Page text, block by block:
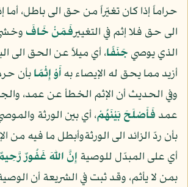
حراماً إذا كان تغيّراً من حق الى باطل،
الى حق فلا إثم في التغييرفَمَنْ خَافَ
الذي يوصي جَنَفًا، أي ميلاً عن الحق الى
أزيد مما يحق له الإيصاء بهأَوْ إِثْمًابأن
وفي الحديث أن الإثم الخطأ عن عمد،
عمد فَأَصْلَحَ بَيْنَهُمْ، أي بين الورثة
بأن ردّ الزائد الى الورثةوأبطل ما فيه من
أي على المبدّل للوصية إِنَّ اللّهَ غَفُورٌ
بمن لا يأثم، وقد ثبت في الشريعة أن